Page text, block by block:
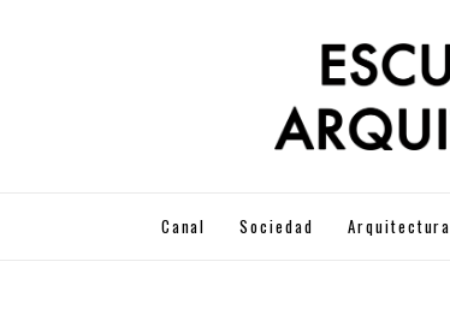
Canal Sociedad Arquitectura